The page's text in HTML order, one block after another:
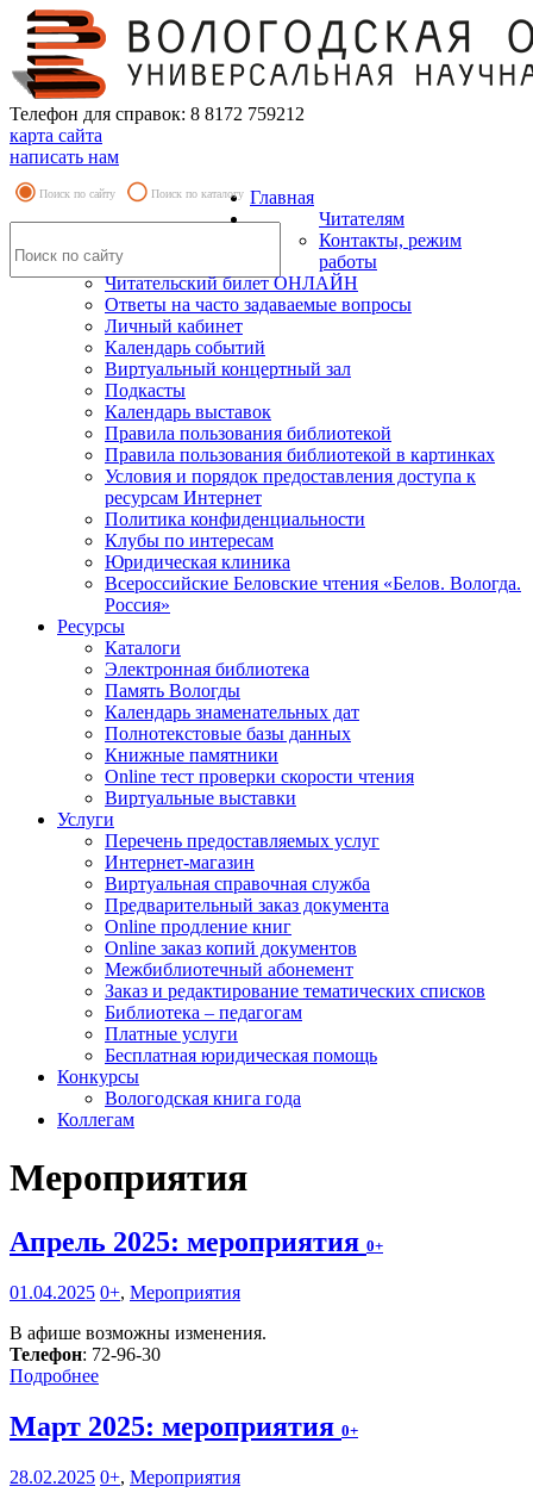
Телефон для справок: 8 8172 759212
карта сайта
написать нам
Поиск по сайту Поиск по каталогу Главная
Читателям
Контакты, режим
работы
Читательский билет ОНЛАЙН
Ответы на часто задаваемые вопросы
Личный кабинет
Календарь событий
Виртуальный концертный зал
Подкасты
Календарь выставок
Правила пользования библиотекой
Правила пользования библиотекой в картинках
Условия и порядок предоставления доступа к
ресурсам Интернет
Политика конфиденциальности
Клубы по интересам
Юридическая клиника
Всероссийские Беловские чтения «Белов. Вологда.
Россия»
Ресурсы
Каталоги
Электронная библиотека
Память Вологды
Календарь знаменательных дат
Полнотекстовые базы данных
Книжные памятники
Online тест проверки скорости чтения
Виртуальные выставки
Услуги
Перечень предоставляемых услуг
Интернет-магазин
Виртуальная справочная служба
Предварительный заказ документа
Online продление книг
Online заказ копий документов
Межбиблиотечный абонемент
Заказ и редактирование тематических списков
Библиотека – педагогам
Платные услуги
Бесплатная юридическая помощь
Конкурсы
Вологодская книга года
Коллегам
Мероприятия
Апрель 2025: мероприятия 0+
01.04.2025 0+, Мероприятия
В афише возможны изменения.
Телефон: 72-96-30
Подробнее
Март 2025: мероприятия 0+
28.02.2025 0+, Мероприятия